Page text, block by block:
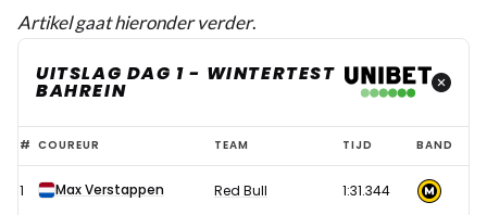
Artikel gaat hieronder verder.
UITSLAG DAG 1 - WINTERTEST
BAHREIN
Verstappen
deelt
meteen
# COUREUR TEAM TIJD BAND
1 Max Verstappen Red Bull 1:31.344